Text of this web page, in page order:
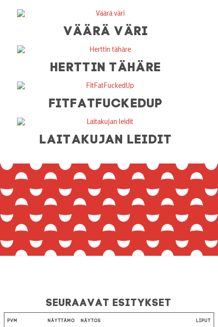
VÄÄRÄ VÄRI
HERTTIN TÄHÄRE
FITFATFUCKEDUP
LAITAKUJAN LEIDIT
Seuraavat esitykset
Pvm Näyttämö Näytös Liput